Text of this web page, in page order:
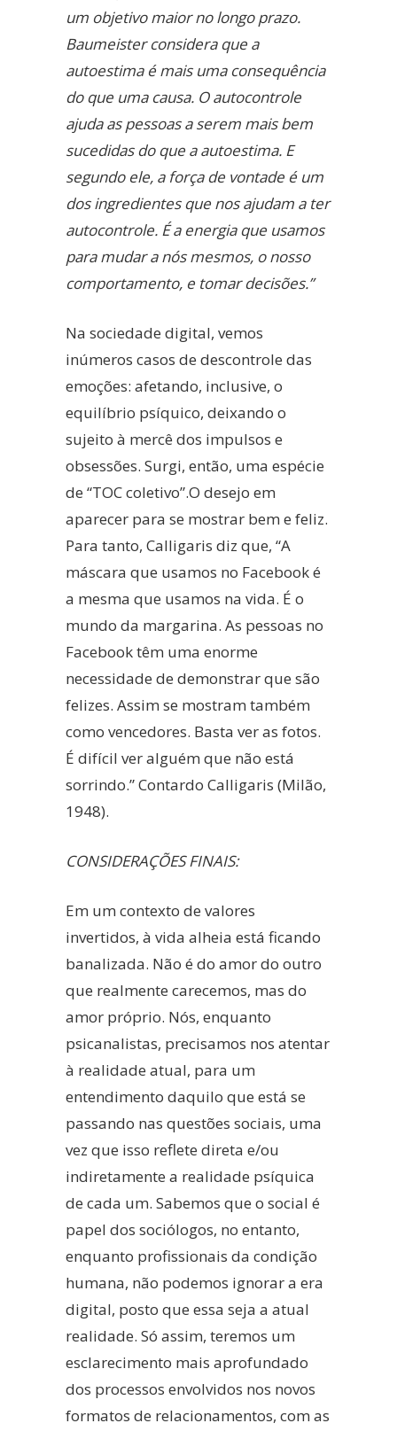
um objetivo maior no longo prazo.
Baumeister considera que a
autoestima é mais uma consequência
do que uma causa. O autocontrole
ajuda as pessoas a serem mais bem
sucedidas do que a autoestima. E
segundo ele, a força de vontade é um
dos ingredientes que nos ajudam a ter
autocontrole. É a energia que usamos
para mudar a nós mesmos, o nosso
comportamento, e tomar decisões.”
Na sociedade digital, vemos
inúmeros casos de descontrole das
emoções: afetando, inclusive, o
equilíbrio psíquico, deixando o
sujeito à mercê dos impulsos e
obsessões. Surgi, então, uma espécie
de “TOC coletivo”.O desejo em
aparecer para se mostrar bem e feliz.
Para tanto, Calligaris diz que, “A
máscara que usamos no Facebook é
a mesma que usamos na vida. É o
mundo da margarina. As pessoas no
Facebook têm uma enorme
necessidade de demonstrar que são
felizes. Assim se mostram também
como vencedores. Basta ver as fotos.
É difícil ver alguém que não está
sorrindo.” Contardo Calligaris (Milão,
1948).
CONSIDERAÇÕES FINAIS:
Em um contexto de valores
invertidos, à vida alheia está ficando
banalizada. Não é do amor do outro
que realmente carecemos, mas do
amor próprio. Nós, enquanto
psicanalistas, precisamos nos atentar
à realidade atual, para um
entendimento daquilo que está se
passando nas questões sociais, uma
vez que isso reflete direta e/ou
indiretamente a realidade psíquica
de cada um. Sabemos que o social é
papel dos sociólogos, no entanto,
enquanto profissionais da condição
humana, não podemos ignorar a era
digital, posto que essa seja a atual
realidade. Só assim, teremos um
esclarecimento mais aprofundado
dos processos envolvidos nos novos
formatos de relacionamentos, com as